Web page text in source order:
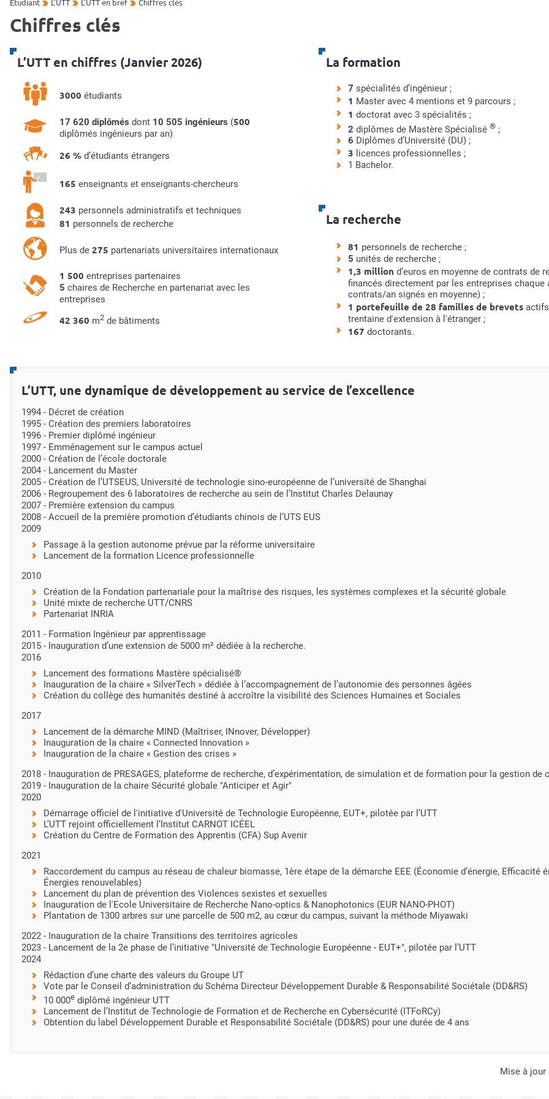
Etudiant L'UTT L'UTT en bref Chiffres clés
Chiffres clés
L’UTT en chiffres (Janvier 2026)
3000 étudiants
17 620 diplômés dont 10 505 ingénieurs (500
diplômés ingénieurs par an)
26 % d’étudiants étrangers
165 enseignants et enseignants-chercheurs
243 personnels administratifs et techniques
81 personnels de recherche
Plus de 275 partenariats universitaires internationaux
1 500 entreprises partenaires
5 chaires de Recherche en partenariat avec les
entreprises
42 360 m2 de bâtiments
La formation
7 spécialités d’ingénieur ;
1 Master avec 4 mentions et 9 parcours ;
1 doctorat avec 3 spécialités ;
2 diplômes de Mastère Spécialisé ® ;
6 Diplômes d’Université (DU) ;
3 licences professionnelles ;
1 Bachelor.
La recherche
81 personnels de recherche ;
5 unités de recherche ;
1,3 million d’euros en moyenne de contrats de
financés directement par les entreprises chaque
contrats/an signés en moyenne) ;
1 portefeuille de 28 familles de brevets
trentaine d'extension à l'étranger ;
167 doctorants.
L’UTT, une dynamique de développement au service de l’excellence
1994 - Décret de création
1995 - Création des premiers laboratoires
1996 - Premier diplômé ingénieur
1997 - Emménagement sur le campus actuel
2000 - Création de l’école doctorale
2004 - Lancement du Master
2005 - Création de l’UTSEUS, Université de technologie sino-européenne de l’université de Shanghai
2006 - Regroupement des 6 laboratoires de recherche au sein de l’Institut Charles Delaunay
2007 - Première extension du campus
2008 - Accueil de la première promotion d’étudiants chinois de l’UTS EUS
2009
Passage à la gestion autonome prévue par la réforme universitaire
Lancement de la formation Licence professionnelle
2010
Création de la Fondation partenariale pour la maîtrise des risques, les systèmes complexes et la sécurité globale
Unité mixte de recherche UTT/CNRS
Partenariat INRIA
2011 - Formation Ingénieur par apprentissage
2015 - Inauguration d’une extension de 5000 m² dédiée à la recherche.
2016
Lancement des formations Mastère spécialisé®
Inauguration de la chaire « SilverTech » dédiée à l’accompagnement de l’autonomie des personnes âgées
Création du collège des humanités destiné à accroître la visibilité des Sciences Humaines et Sociales
2017
Lancement de la démarche MIND (Maîtriser, INnover, Développer)
Inauguration de la chaire « Connected Innovation »
Inauguration de la chaire « Gestion des crises »
2018 - Inauguration de PRESAGES, plateforme de recherche, d’expérimentation, de simulation et de formation pour la gestion de
2019 - Inauguration de la chaire Sécurité globale "Anticiper et Agir"
2020
Démarrage officiel de l'initiative d'Université de Technologie Européenne, EUT+, pilotée par l’UTT
L’UTT rejoint officiellement l’Institut CARNOT ICÉEL
Création du Centre de Formation des Apprentis (CFA) Sup Avenir
2021
Raccordement du campus au réseau de chaleur biomasse, 1ère étape de la démarche EEE (Économie d’énergie, Efficacité
Énergies renouvelables)
Lancement du plan de prévention des Violences sexistes et sexuelles
Inauguration de l'Ecole Universitaire de Recherche Nano-optics & Nanophotonics (EUR NANO-PHOT)
Plantation de 1300 arbres sur une parcelle de 500 m2, au cœur du campus, suivant la méthode Miyawaki
2022 - Inauguration de la chaire Transitions des territoires agricoles
2023 - Lancement de la 2e phase de l’initiative "Université de Technologie Européenne - EUT+", pilotée par l’UTT
2024
Rédaction d’une charte des valeurs du Groupe UT
Vote par le Conseil d’administration du Schéma Directeur Développement Durable & Responsabilité Sociétale (DD&RS)
10 000e diplômé ingénieur UTT
Lancement de l’Institut de Technologie de Formation et de Recherche en Cybersécurité (ITFoRCy)
Obtention du label Développement Durable et Responsabilité Sociétale (DD&RS) pour une durée de 4 ans
mise à